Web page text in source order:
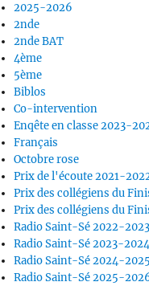
2025-2026
2nde
2nde BAT
4ème
5ème
Biblos
Co-intervention
Enqête en classe 2023-
Français
Octobre rose
Prix de l'écoute 2021-
Prix des collégiens du
Prix des collégiens du
Radio Saint-Sé 2022-2023
Radio Saint-Sé 2023-
Radio Saint-Sé 2024-2025
Radio Saint-Sé 2025-